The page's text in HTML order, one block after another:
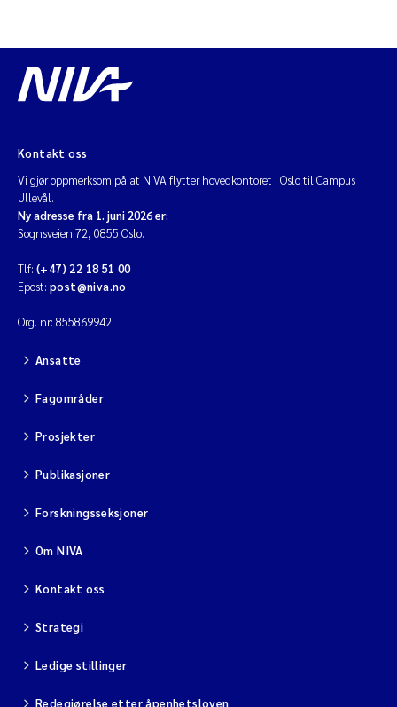
Kontakt oss
Vi gjør oppmerksom på at NIVA flytter hovedkontoret i Oslo til Campus
Ullevål.
Ny adresse fra 1. juni 2026 er:
Sognsveien 72, 0855 Oslo.
Tlf: (+47) 22 18 51 00
Epost: post@niva.no
Org. nr: 855869942
Ansatte
Fagområder
Prosjekter
Publikasjoner
Forskningsseksjoner
Om NIVA
Kontakt oss
Strategi
Ledige stillinger
Redegjørelse etter åpenhetsloven